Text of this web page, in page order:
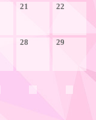
21 22
28 29